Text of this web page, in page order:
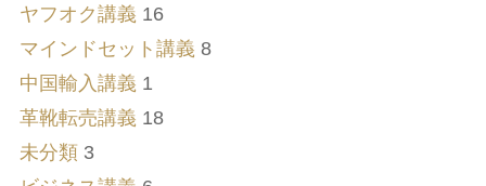
ヤフオク講義 16
マインドセット講義 8
中国輸入講義 1
革靴転売講義 18
未分類 3